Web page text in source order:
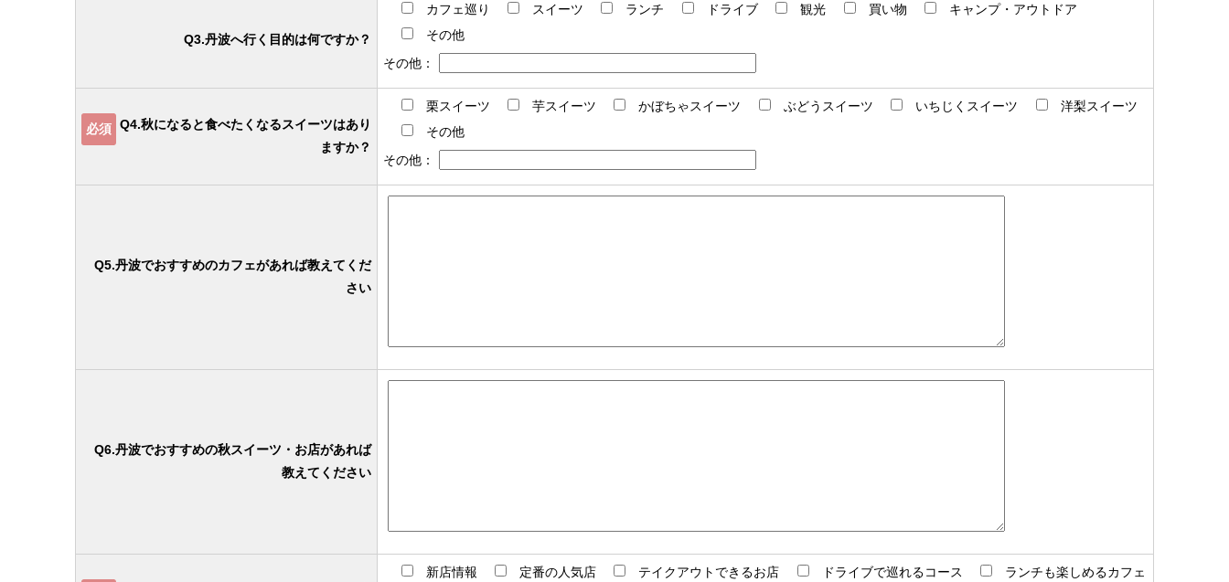
Q3.丹波へ行く目的は何ですか？
カフェ巡り スイーツ ランチ ドライブ 観光 買い物
キャンプ・アウトドア
その他
その他：
必須 Q4.秋になると食べたくなるスイーツはあり
ますか？
栗スイーツ 芋スイーツ かぼちゃスイーツ ぶどうスイーツ いちじくスイーツ
洋梨スイーツ
その他
その他：
Q5.丹波でおすすめのカフェがあれば教えてくだ
さい
Q6.丹波でおすすめの秋スイーツ・お店があれば
教えてください
新店情報 定番の人気店 テイクアウトできるお店 ドライブで巡れるコース
ランチも楽しめるカフェ